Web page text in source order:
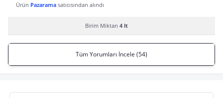
Ürün Pazarama satıcısından alındı
Birim Miktarı 4 lt
Tüm Yorumları İncele (54)